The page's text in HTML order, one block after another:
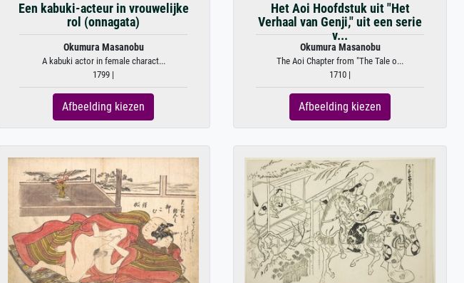
Een kabuki-acteur in vrouwelijke
rol (onnagata)
Okumura Masanobu
A kabuki actor in female charact...
1799 |
Afbeelding kiezen
Het Aoi Hoofdstuk uit "Het
Verhaal van Genji," uit een serie
v...
Okumura Masanobu
The Aoi Chapter from "The Tale o...
1710 |
Afbeelding kiezen